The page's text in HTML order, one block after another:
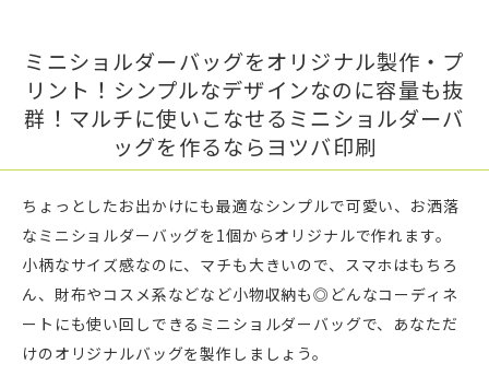
ミニショルダーバッグをオリジナル製作・プ
リント！シンプルなデザインなのに容量も抜
群！マルチに使いこなせるミニショルダーバ
ッグを作るならヨツバ印刷
ちょっとしたお出かけにも最適なシンプルで可愛い、お洒落
なミニショルダーバッグを1個からオリジナルで作れます。
小柄なサイズ感なのに、マチも大きいので、スマホはもちろ
ん、財布やコスメ系などなど小物収納も◎どんなコーディネ
ートにも使い回しできるミニショルダーバッグで、あなただ
けのオリジナルバッグを製作しましょう。